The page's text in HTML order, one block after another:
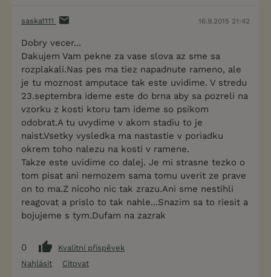
saska1111 16.9.2015 21:42
Dobry vecer...
Dakujem Vam pekne za vase slova az sme sa
rozplakali.Nas pes ma tiez napadnute rameno, ale
je tu moznost amputace tak este uvidime. V stredu
23.septembra ideme este do brna aby sa pozreli na
vzorku z kosti ktoru tam ideme so psikom
odobrat.A tu uvydime v akom stadiu to je
naist.Vsetky vysledka ma nastastie v poriadku
okrem toho nalezu na kosti v ramene.
Takze este uvidime co dalej. Je mi strasne tezko o
tom pisat ani nemozem sama tomu uverit ze prave
on to ma.Z nicoho nic tak zrazu.Ani sme nestihli
reagovat a prislo to tak nahle...Snazim sa to riesit a
bojujeme s tym.Dufam na zazrak
0
Kvalitní příspěvek
Nahlásit
Citovat